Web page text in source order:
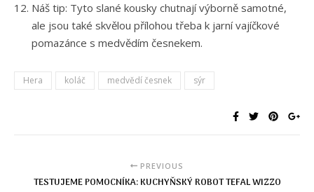
Náš tip: Tyto slané kousky chutnají výborně samotné,
ale jsou také skvělou přílohou třeba k jarní vajíčkové
pomazánce s medvědím česnekem.
Hera koláč medvědí česnek sýr
PREVIOUS
TESTUJEME POMOCNÍKA: KUCHYŇSKÝ ROBOT TEFAL WIZZO